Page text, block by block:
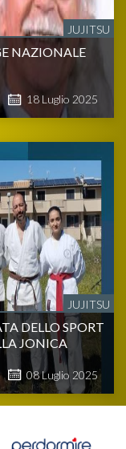
JUJITSU
NAZIONALE
18 Luglio 2025
JUJITSU
DELLO SPORT
JONICA
08Luglio 2025